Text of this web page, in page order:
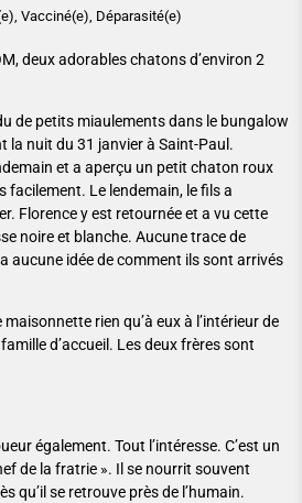
Vacciné(e), Déparasité(e)
deux adorables chatons d’environ 2
de petits miaulements dans le bungalow
la nuit du 31 janvier à Saint-Paul.
et a aperçu un petit chaton roux
facilement. Le lendemain, le fils a
Florence y est retournée et a vu cette
noire et blanche. Aucune trace de
aucune idée de comment ils sont arrivés
rien qu’à eux à l’intérieur de
d’accueil. Les deux frères sont
également. Tout l’intéresse. C’est un
de la fratrie ». Il se nourrit souvent
qu’il se retrouve près de l’humain.